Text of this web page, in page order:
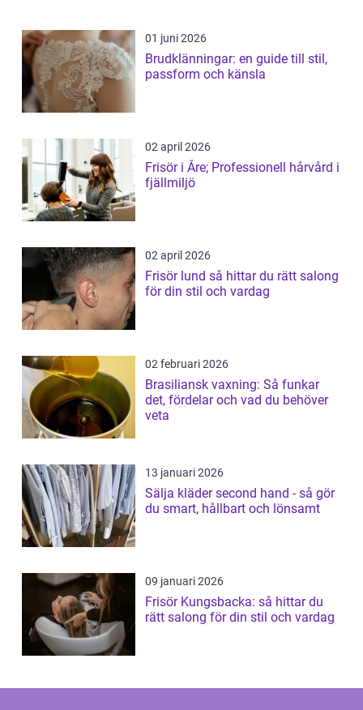
01 juni 2026
Brudklänningar: en guide till stil,
passform och känsla
02 april 2026
Frisör i Åre; Professionell hårvård i
fjällmiljö
02 april 2026
Frisör lund så hittar du rätt salong
för din stil och vardag
02 februari 2026
Brasiliansk vaxning: Så funkar
det, fördelar och vad du behöver
veta
13 januari 2026
Sälja kläder second hand - så gör
du smart, hållbart och lönsamt
09 januari 2026
Frisör Kungsbacka: så hittar du
rätt salong för din stil och vardag